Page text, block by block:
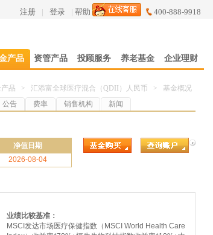
注册 | 登录 | 帮助 400-888-9918
产品 资管产品 投顾服务 养老基金 企业理财
产品 > 汇添富全球医疗混合（QDII）人民币 > 基金概况
公告 费率 销售机构 新闻
净值日期
2026-08-04
业绩比较基准：
MSCI发达市场医疗保健指数（MSCI World Health Care